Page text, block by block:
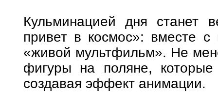
Кульминацией дня станет
привет в космос»: вместе с
«живой мультфильм». Не
фигуры на поляне,
создавая эффект анимации.